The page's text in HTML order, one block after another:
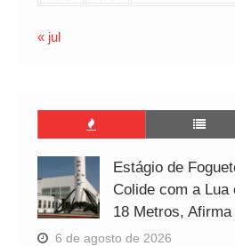
« jul
Estágio de
Colide com a
18 Metros,
6 de agosto de 2026